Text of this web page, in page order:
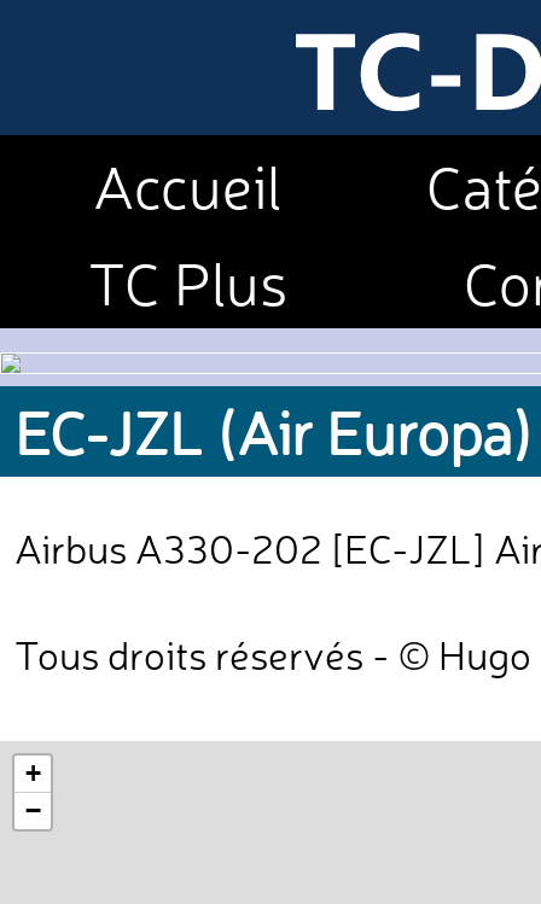
Accueil
TC Plus
EC-JZL (Air Europa)
Airbus A330-202 [EC-JZL]
Tous droits réservés - © Hugo
+
−